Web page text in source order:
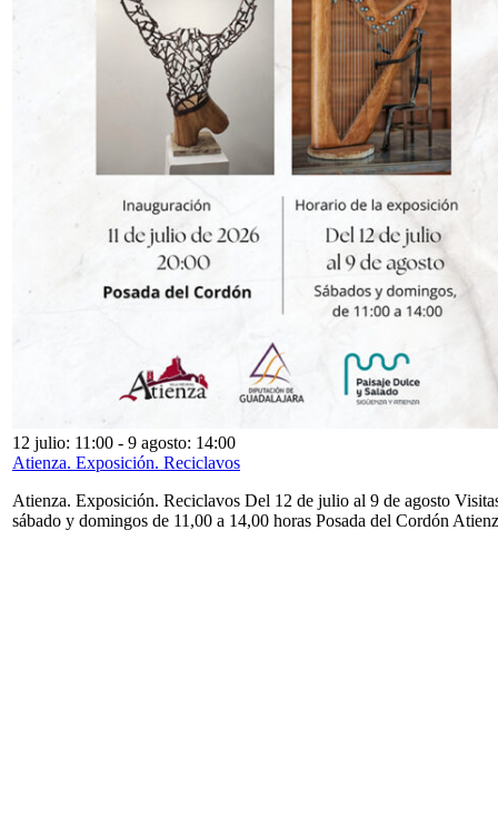
12 julio: 11:00 - 9 agosto: 14:00
Atienza. Exposición. Reciclavos
Atienza. Exposición. Reciclavos Del 12 de julio al 9 de agosto
sábado y domingos de 11,00 a 14,00 horas Posada del Cordón